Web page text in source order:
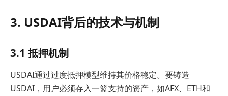
3. USDAI背后的技术与机制
3.1 抵押机制
USDAI通过过度抵押模型维持其价格稳定。要铸造
USDAI，用户必须存入一篮支持的资产，如AFX、ETH和